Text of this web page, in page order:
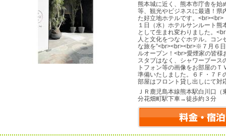
熊本城に近く、熊本市庁舎を始
等、観光やビジネスに最適！県
た好立地ホテルです。
１日（水）ホテルサンルート熊
として生まれ変わりました。
人と文化をつなぐホテル。コン
な旅を”<br><br><br>※７月６
ルオープン！<br>愛煙家の皆
スタブはなく、シャワーブー
トフォン等の画像をお部屋の
準備いたしました。６Ｆ・７Ｆ
部屋はフロント貸し出しにて対
ＪＲ鹿児島本線熊本駅白川口
分花畑町駅下車→徒歩約３分